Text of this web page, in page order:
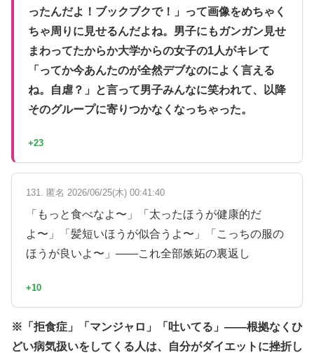
ったんだよ！ブックブクで！」って画像をめちゃく
ちゃ周りに見せるんだよね。男子にもガンガン見せ
まわってたからか大学からの女子の1人がキレて
「ってか今あんたのが全然デブなのによく言える
ね。自虐？」と言って男子みんなに笑われて、以降
そのグループに寄りつかなくなっちゃった。
+23
131. 匿名 2026/06/25(木) 00:41:40
「もっと食べなよ〜」「太ったほうが健康的だ
よ〜」「髪短いほうが似合うよ〜」「こっちの服の
ほうが良いよ〜」——これ全部嫉妬の裏返し
+10
※「拒食症」「マンジャロ」「吐いてる」——根拠なくひ
どい病気扱いをしてくる人は、自分がダイエットに挫折し